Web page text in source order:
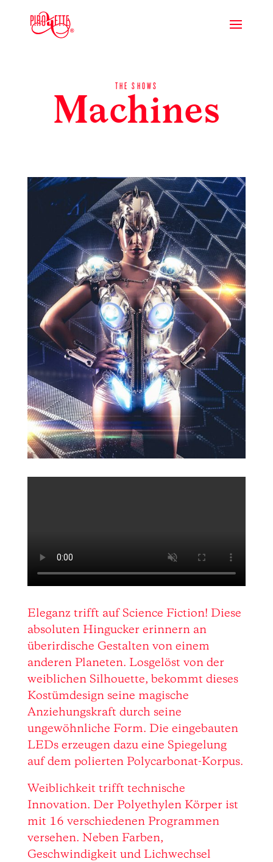
THE SHOWS
Machines
Eleganz trifft auf Science Fiction! Diese
absoluten Hingucker erinnern an
überirdische Gestalten von einem
anderen Planeten. Losgelöst von der
weiblichen Silhouette, bekommt dieses
Kostümdesign seine magische
Anziehungskraft durch seine
ungewöhnliche Form. Die eingebauten
LEDs erzeugen dazu eine Spiegelung
auf dem polierten Polycarbonat-Korpus.
Weiblichkeit trifft technische
Innovation. Der Polyethylen Körper ist
mit 16 verschiedenen Programmen
versehen. Neben Farben,
Geschwindigkeit und Lichwechsel